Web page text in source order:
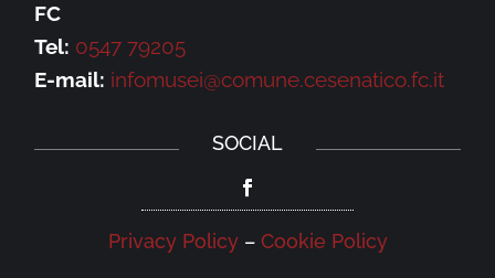
FC
Tel: 0547 79205
E-mail: infomusei@comune.cesenatico.fc.it
SOCIAL
Privacy Policy– Cookie Policy